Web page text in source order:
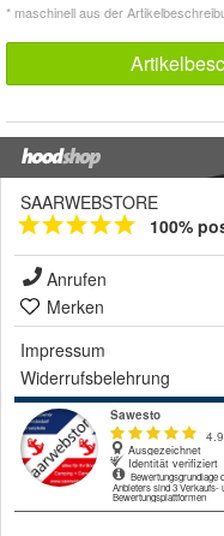
* maschinell aus der
SAARWEBSTORE
100%
Anrufen
Merken
Impressum
Widerrufsbelehrung